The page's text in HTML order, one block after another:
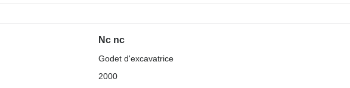
Nc nc
Godet d'excavatrice
2000